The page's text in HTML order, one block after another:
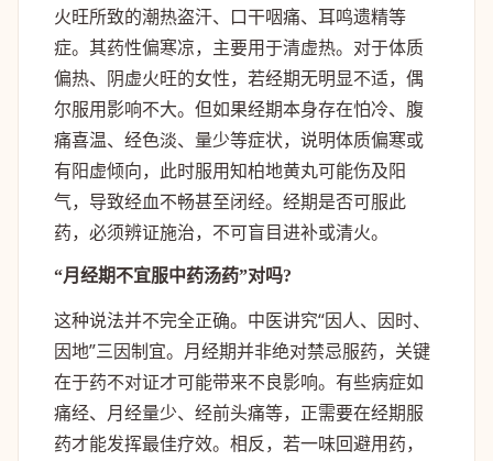
火旺所致的潮热盗汗、口干咽痛、耳鸣遗精等
症。其药性偏寒凉，主要用于清虚热。对于体质
偏热、阴虚火旺的女性，若经期无明显不适，偶
尔服用影响不大。但如果经期本身存在怕冷、腹
痛喜温、经色淡、量少等症状，说明体质偏寒或
有阳虚倾向，此时服用知柏地黄丸可能伤及阳
气，导致经血不畅甚至闭经。经期是否可服此
药，必须辨证施治，不可盲目进补或清火。
“月经期不宜服中药汤药”对吗?
这种说法并不完全正确。中医讲究“因人、因时、
因地”三因制宜。月经期并非绝对禁忌服药，关键
在于药不对证才可能带来不良影响。有些病症如
痛经、月经量少、经前头痛等，正需要在经期服
药才能发挥最佳疗效。相反，若一味回避用药，